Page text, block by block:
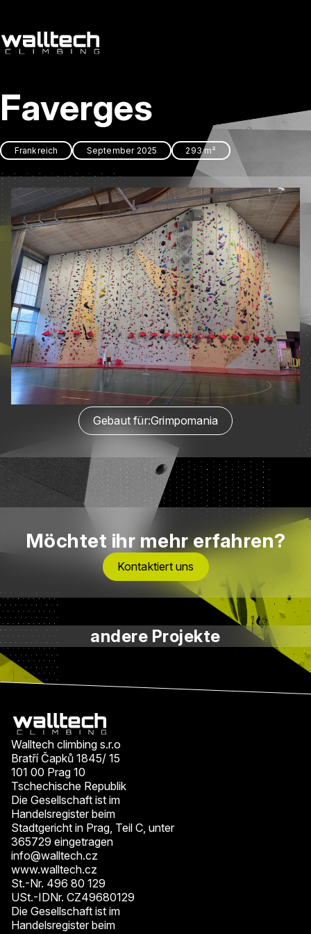
Referenzen
Kontakt
Faverges
Frankreich September 2025 293 m²
Gebaut für:Grimpomania
Möchtet ihr mehr erfahren?
Kontaktiert uns
andere Projekte
Walltech climbing s.r.o
Bratří Čapků 1845/ 15
101 00 Prag 10
Tschechische Republik
Die Gesellschaft ist im
Handelsregister beim
Stadtgericht in Prag, Teil C, unter
365729 eingetragen
info@walltech.cz
www.walltech.cz
St.-Nr. 496 80 129
USt.-IDNr. CZ49680129
Die Gesellschaft ist im
Handelsregister beim